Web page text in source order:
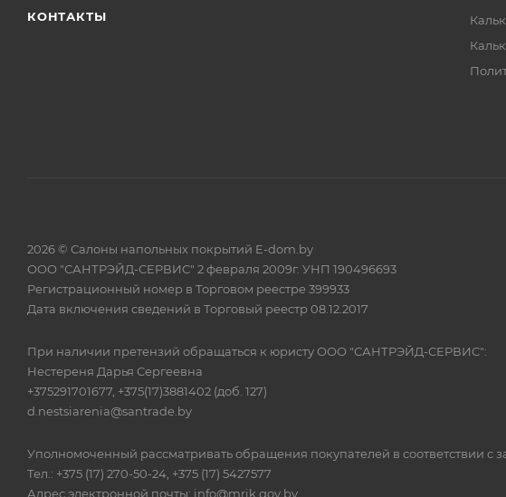
КОНТАКТЫ
2026 © Салоны напольных покрытий E-dom.by
ООО "САНТРЭЙД-СЕРВИС" 2 февраля 2009г. УНП 190496693
Регистрационный номер в Торговом реестре 399933
Дата включения сведений в Торговый реестр 08.12.2017
При наличии претензий обращаться к юристу ООО "САНТРЭЙД-СЕРВИС":
Нестереня Дарья Сергеевна
+375291701677, +375(17)3881402 (доб. 127)
d.nestsiarenia@santrade.by
Уполномоченный рассматривать обращения покупателей в соответствии
Тел.: +375 (17) 270-50-24, +375 (17) 5427577
Адрес электронной почты: info@mrik.gov.by